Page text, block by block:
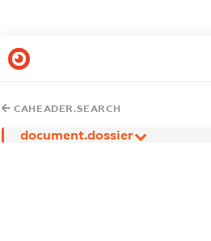
CAHEADER.SEARCH
document.dossier